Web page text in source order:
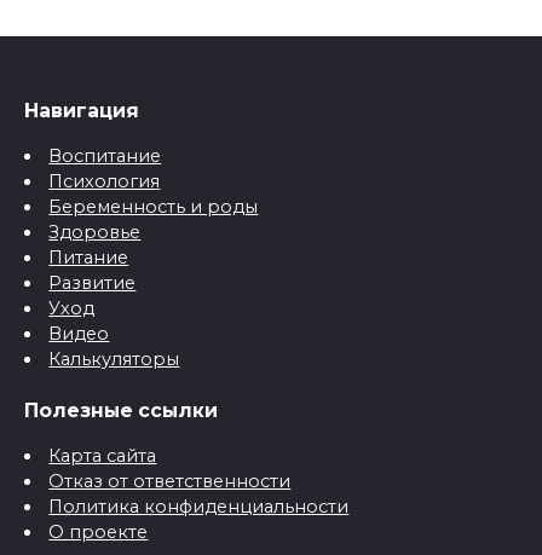
Навигация
Воспитание
Психология
Беременность и роды
Здоровье
Питание
Развитие
Уход
Видео
Калькуляторы
Полезные ссылки
Карта сайта
Отказ от ответственности
Политика конфиденциальности
О проекте